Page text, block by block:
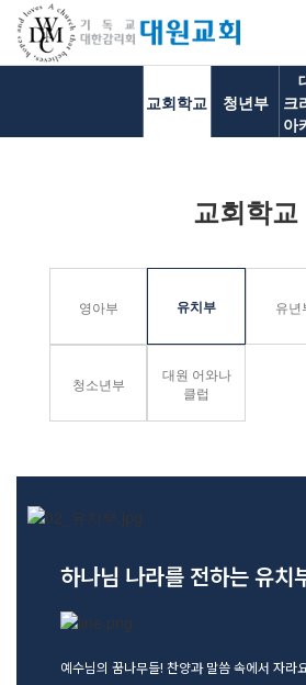
담임목사 인사말
2010~2019
2020~2023
담임목사
교역자
장로
예배 안내
차량 운행
금광동-은행동
교회학교 청년부
크
아
교회학교
영아부 유치부 유년
청소년부
대원 어와나
클럽
하나님 나라를 전하는 유치
예수님의 꿈나무들! 찬양과 말씀 속에서 자라